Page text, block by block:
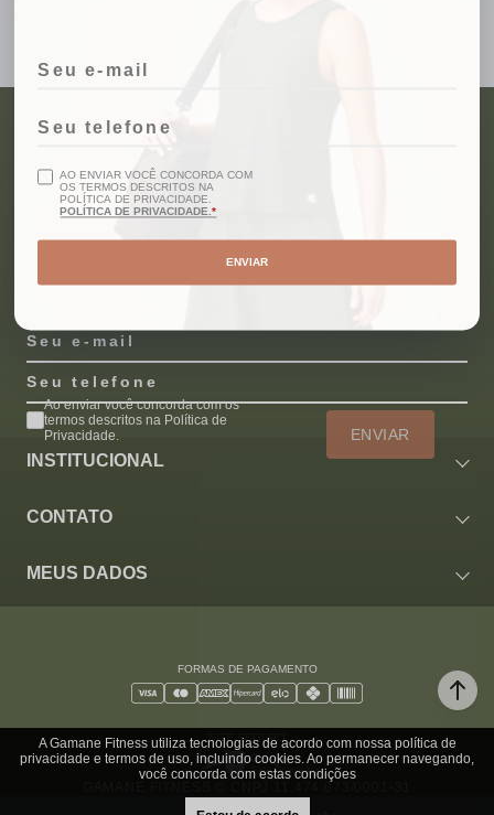
INSCREVA-SE AGORA
Fique por dentro para receber ofertas
Seu telefone
Seu e-mail
ENVIAR
Ao enviar você concorda com os
termos descritos na Política de
Privacidade.
INSTITUCIONAL
CONTATO
MEUS DADOS
GAMANE FITNESS © CNPJ 11.474.073/0001-31
FORMAS DE PAGAMENTO
SITE SEGURO
A Gamane Fitness utiliza tecnologias de acordo com nossa política de
privacidade e termos de uso, incluindo cookies. Ao permanecer navegando,
você concorda com estas condições
AO ENVIAR VOCÊ CONCORDA COM
OS TERMOS DESCRITOS NA
POLÍTICA DE PRIVACIDADE.
POLÍTICA DE PRIVACIDADE.
ENVIAR